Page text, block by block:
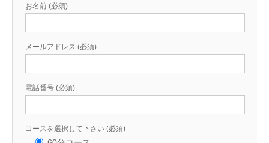
お名前 (必須)
メールアドレス (必須)
電話番号 (必須)
コースを選択して下さい (必須)